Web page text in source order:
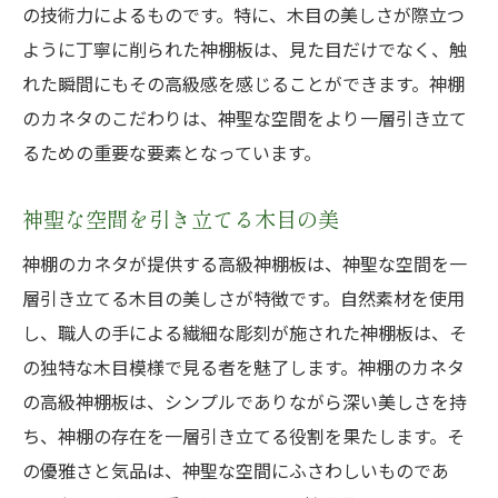
の技術力によるものです。特に、木目の美しさが際立つ
ように丁寧に削られた神棚板は、見た目だけでなく、触
れた瞬間にもその高級感を感じることができます。神棚
のカネタのこだわりは、神聖な空間をより一層引き立て
るための重要な要素となっています。
神聖な空間を引き立てる木目の美
神棚のカネタが提供する高級神棚板は、神聖な空間を一
層引き立てる木目の美しさが特徴です。自然素材を使用
し、職人の手による繊細な彫刻が施された神棚板は、そ
の独特な木目模様で見る者を魅了します。神棚のカネタ
の高級神棚板は、シンプルでありながら深い美しさを持
ち、神棚の存在を一層引き立てる役割を果たします。そ
の優雅さと気品は、神聖な空間にふさわしいものであ